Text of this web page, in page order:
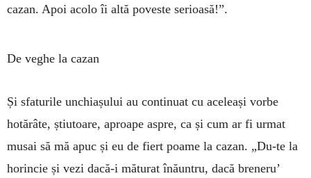
cazan. Apoi acolo îi altă poveste serioasă!”.
De veghe la cazan
Și sfaturile unchiașului au continuat cu aceleași vorbe
hotărâte, știutoare, aproape aspre, ca și cum ar fi urmat
musai să mă apuc și eu de fiert poame la cazan. „Du-te la
horincie și vezi dacă-i măturat înăuntru, dacă breneru’